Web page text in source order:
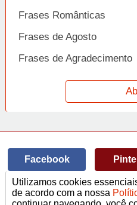
Frases Românticas
Frases de Agosto
Frases de Agradecimento
Frases de Amizade
Frases de Amor
Frases de Arrependimento
Frases de Atitude
Facebook
© Copyright 2014-2022A
Utilizamos cookies
de acordo com a nossa